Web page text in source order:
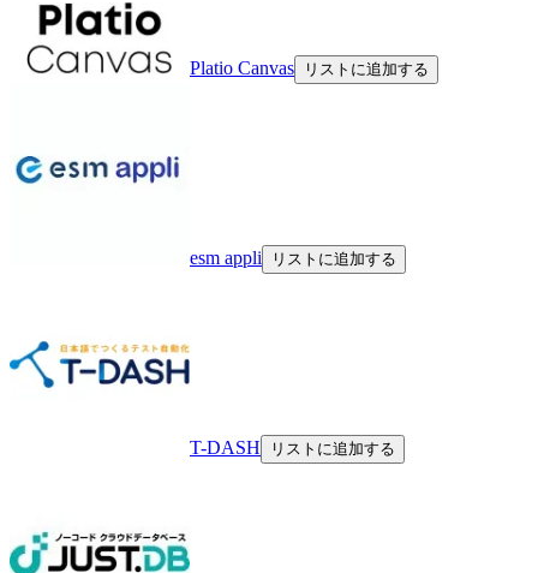
Platio Canvas リストに追加する
esm appli リストに追加する
T-DASH リストに追加する